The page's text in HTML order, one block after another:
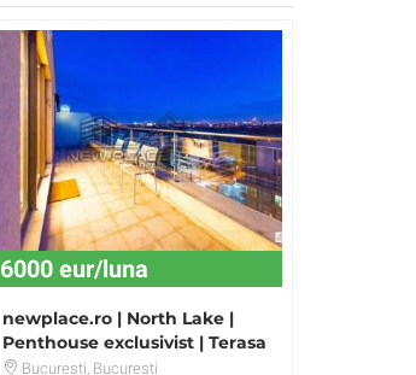
6000 eur/luna
newplace.ro | North Lake |
Penthouse exclusivist | Terasa
de 60 mp | Lux
Bucuresti, Bucuresti